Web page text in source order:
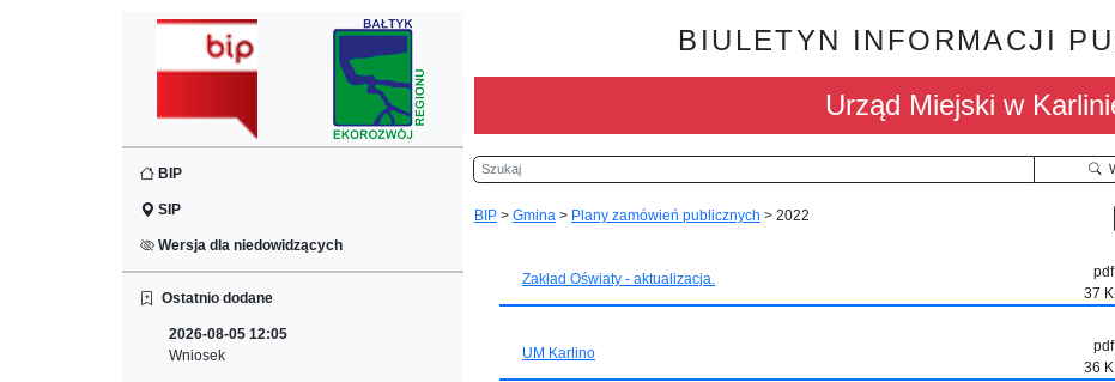
BIP
SIP
Wersja dla niedowidzących
Ostatnio dodane
2026-08-05 12:05
Wniosek
BIULETYN INFORMACJI
Urząd Miejski w
Szukaj
BIP > Gmina > Plany zamówień publicznych > 2022
Zakład Oświaty - aktualizacja.
pdf
37
UM Karlino
pdf
36